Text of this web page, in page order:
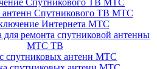
Спутникового ТВ МТС
антенн Спутникового ТВ МТС
Интернета МТС
для ремонта спутниковой антенны
МТС ТВ
спутниковых антенн МТС